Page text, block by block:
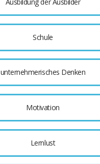
Ausbildung der Ausbilder
Schule
unternehmerisches Denken
Motivation
Lernlust